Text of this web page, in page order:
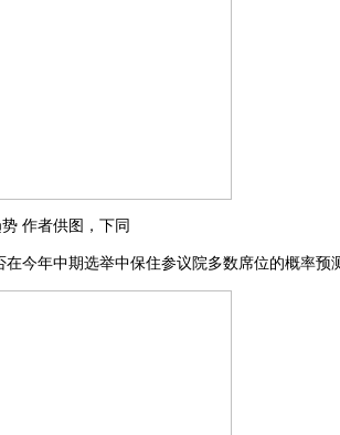
作者供图，下同
今年中期选举中保住参议院多数席位的概率预